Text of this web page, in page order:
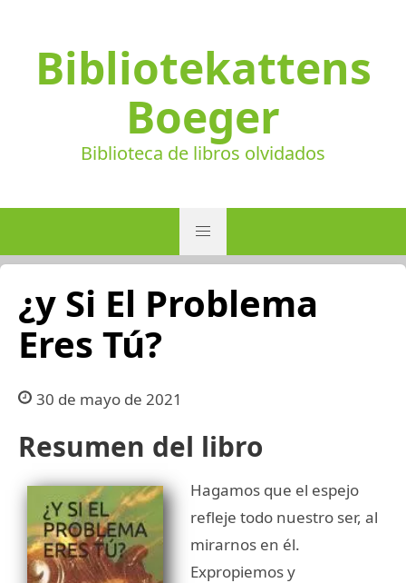
Bibliotekattens
Boeger
Biblioteca de libros olvidados
¿y Si El Problema
Eres Tú?
30 de mayo de 2021
Resumen del libro
Hagamos que el espejo
refleje todo nuestro ser, al
mirarnos en él.
Expropiemos y